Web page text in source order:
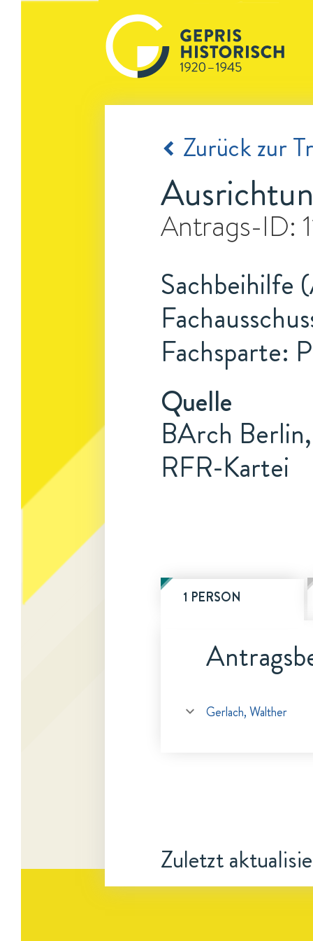
Zurück zur
Antrags-ID:
Sachbeihilfe
Fachsparte:
Quelle
BArch
RFR-Kartei
1 PERSON
Gerlach, Walther
Zuletzt